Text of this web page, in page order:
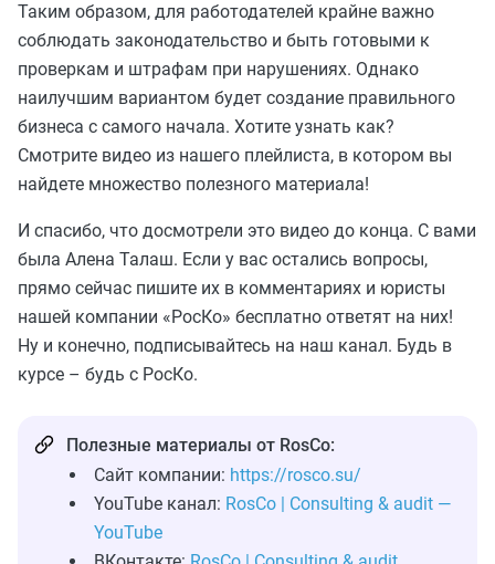
Таким образом, для работодателей крайне важно
соблюдать законодательство и быть готовыми к
проверкам и штрафам при нарушениях. Однако
наилучшим вариантом будет создание правильного
бизнеса с самого начала. Хотите узнать как?
Смотрите видео из нашего плейлиста, в котором вы
найдете множество полезного материала!
И спасибо, что досмотрели это видео до конца. С вами
была Алена Талаш. Если у вас остались вопросы,
прямо сейчас пишите их в комментариях и юристы
нашей компании «РосКо» бесплатно ответят на них!
Ну и конечно, подписывайтесь на наш канал. Будь в
курсе – будь с РосКо.
Полезные материалы от RosCo:
Сайт компании: https://rosco.su/
YouTube канал: RosCo | Consulting & audit —
YouTube